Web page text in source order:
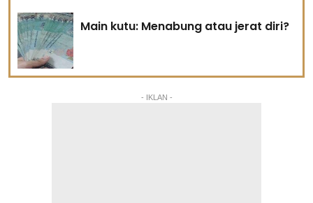
Main kutu: Menabung atau jerat diri?
- IKLAN -